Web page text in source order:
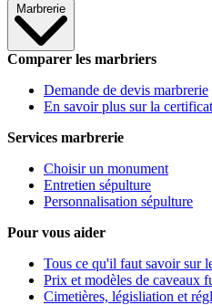
Marbrerie
Comparer les marbriers
Demande de devis marbrerie
En savoir plus sur la
Services marbrerie
Choisir un monument
Entretien sépulture
Personnalisation sépulture
Pour vous aider
Tous ce qu'il faut savoir sur
Prix et modèles de caveaux
Cimetières, législiation et